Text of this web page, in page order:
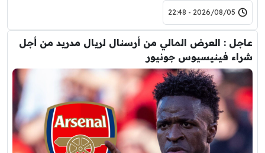
2026/08/05 - 22:48
عاجل : العرض المالي من أرسنال لريال مدريد من أجل
شراء فينيسيوس جونيور